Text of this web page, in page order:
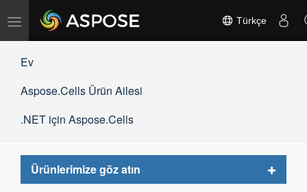
Gezinmeyi
Türkçe
Ev
Aspose.Cells Ürün Ailesi
.NET için Aspose.Cells
Ürünlerimize göz atın
Toggle